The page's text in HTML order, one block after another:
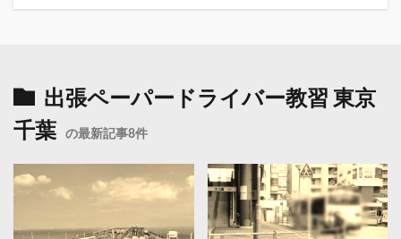
出張ペーパードライバー教習 東京
千葉
の最新記事8件